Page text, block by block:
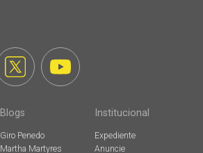
Blogs
Giro Penedo
Martha Martyres
Institucional
Expediente
Anuncie